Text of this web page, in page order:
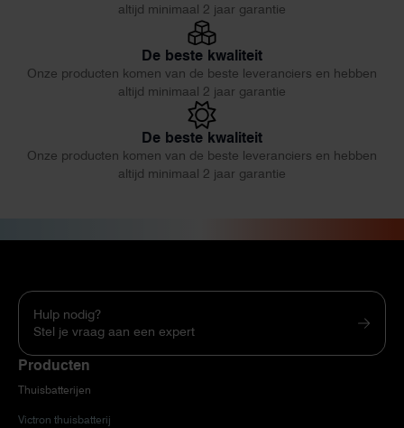
altijd minimaal 2 jaar garantie
De beste kwaliteit
Onze producten komen van de beste leveranciers en hebben
altijd minimaal 2 jaar garantie
De beste kwaliteit
Onze producten komen van de beste leveranciers en hebben
altijd minimaal 2 jaar garantie
Hulp nodig?
Stel je vraag aan een expert
Producten
Thuisbatterijen
Victron thuisbatterij